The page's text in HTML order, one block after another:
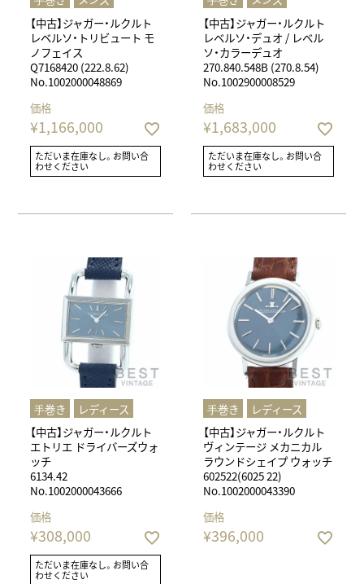
【中古】ジャガー・ルクルト
レベルソ・トリビュート モ
ノフェイス
Q7168420 (222.8.62)
No.1002000048869
価格
¥1,166,000
ただいま在庫なし。お問い合
わせください
【中古】ジャガー・ルクルト
レベルソ・デュオ / レベル
ソ・カラーデュオ
270.840.548B (270.8.54)
No.1002900008529
価格
¥1,683,000
ただいま在庫なし。お問い合
わせください
⼿巻き
レディース
【中古】ジャガー・ルクルト
エトリエ ドライバーズウォ
ッチ
6134.42
No.1002000043666
価格
¥308,000
ただいま在庫なし。お問い合
わせください
⼿巻き
レディース
【中古】ジャガー・ルクルト
ヴィンテージ メカニカル
ラウンドシェイプ ウォッチ
602522(6025 22)
No.1002000043390
価格
¥396,000